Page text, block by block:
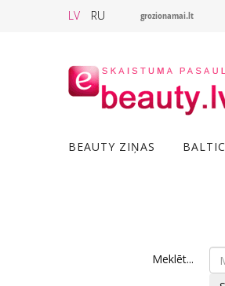
LV RU grozionamai.lt
BEAUTY ZIŅAS
Meklēt...